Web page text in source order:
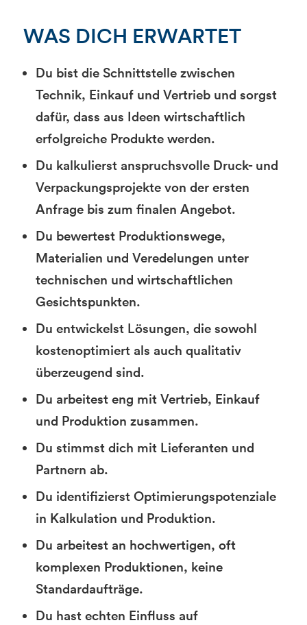
WAS DICH ERWARTET
Du bist die Schnittstelle zwischen
Technik, Einkauf und Vertrieb und sorgst
dafür, dass aus Ideen wirtschaftlich
erfolgreiche Produkte werden.
Du kalkulierst anspruchsvolle Druck- und
Verpackungsprojekte von der ersten
Anfrage bis zum finalen Angebot.
Du bewertest Produktionswege,
Materialien und Veredelungen unter
technischen und wirtschaftlichen
Gesichtspunkten.
Du entwickelst Lösungen, die sowohl
kostenoptimiert als auch qualitativ
überzeugend sind.
Du arbeitest eng mit Vertrieb, Einkauf
und Produktion zusammen.
Du stimmst dich mit Lieferanten und
Partnern ab.
Du identifizierst Optimierungspotenziale
in Kalkulation und Produktion.
Du arbeitest an hochwertigen, oft
komplexen Produktionen, keine
Standardaufträge.
Du hast echten Einfluss auf